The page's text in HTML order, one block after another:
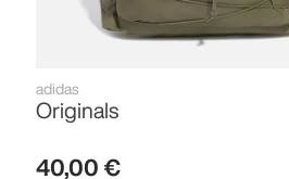
adidas
Originals
40,00 €